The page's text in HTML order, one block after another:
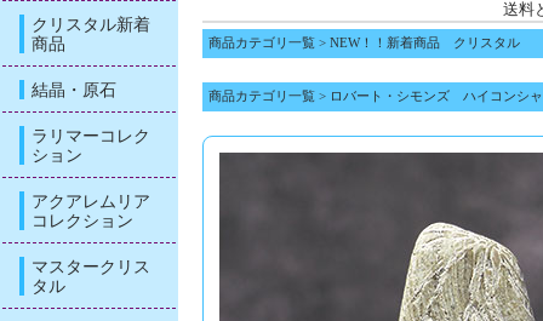
クリスタル新着
商品
結晶・原石
ラリマーコレク
ション
アクアレムリア
コレクション
マスタークリス
タル
送料
商品カテゴリ一覧 > NEW！！新着商品 クリスタル
商品カテゴリ一覧 > ロバート・シモンズ ハイコンシ